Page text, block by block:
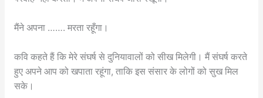
मैंने अपना ……. मरता रहूँगा।
कवि कहते हैं कि मेरे संघर्ष से दुनियावालों को सीख मिलेगी। मैं संघर्ष करते
हुए अपने आप को खपाता रहूंगा, ताकि इस संसार के लोगों को सुख मिल
सके।